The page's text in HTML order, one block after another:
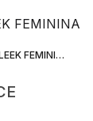
CALÇA LEGGING NEW BALANCE SLEEK FEMININA